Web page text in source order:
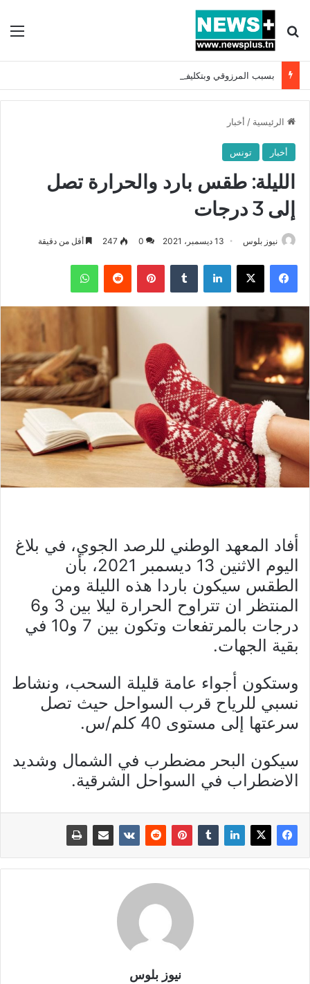
بحث عن
الرئيسية / أخبار
أخبار تونس
الليلة: طقس بارد والحرارة تصل
إلى 3 درجات
نيوز بلوس 13 ديسمبر، 2021 0
247 أقل من دقيقة
فيسبوك X لينكدإن بينتيريست واتساب
أفاد المعهد الوطني للرصد الجوي، في بلاغ
اليوم الاثنين 13 ديسمبر 2021، بأن
الطقس سيكون باردا هذه الليلة ومن
المنتظر ان تتراوح الحرارة ليلا بين 3 و6
درجات بالمرتفعات وتكون بين 7 و10 في
بقية الجهات.
وستكون أجواء عامة قليلة السحب، ونشاط
نسبي للرياح قرب السواحل حيث تصل
سرعتها إلى مستوى 40 كلم/س.
سيكون البحر مضطرب في الشمال وشديد
الاضطراب في السواحل الشرقية.
نيوز بلوس